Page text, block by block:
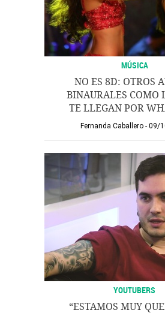
MÚSICA
NO ES 8D: OTROS
BINAURALES COMO
TE LLEGAN POR
Fernanda Caballero 09/
YOUTUBERS
“ESTAMOS MUY